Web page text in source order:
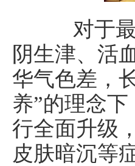
对于最
阴生津、活
华气色差，
养”的理念
行全面升级
皮肤暗沉等